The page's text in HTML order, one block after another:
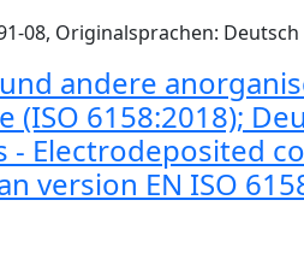
08, Originalsprachen: Deutsch
andere
(ISO 6158:2018);
- Electrodeposited
version EN ISO